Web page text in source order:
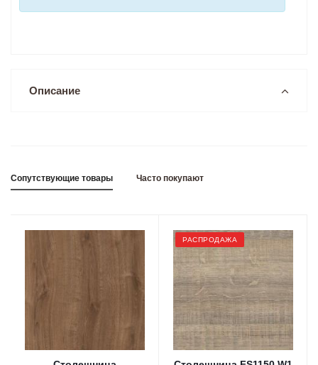
Описание
Сопутствующие товары Часто покупают
РАСПРОДАЖА